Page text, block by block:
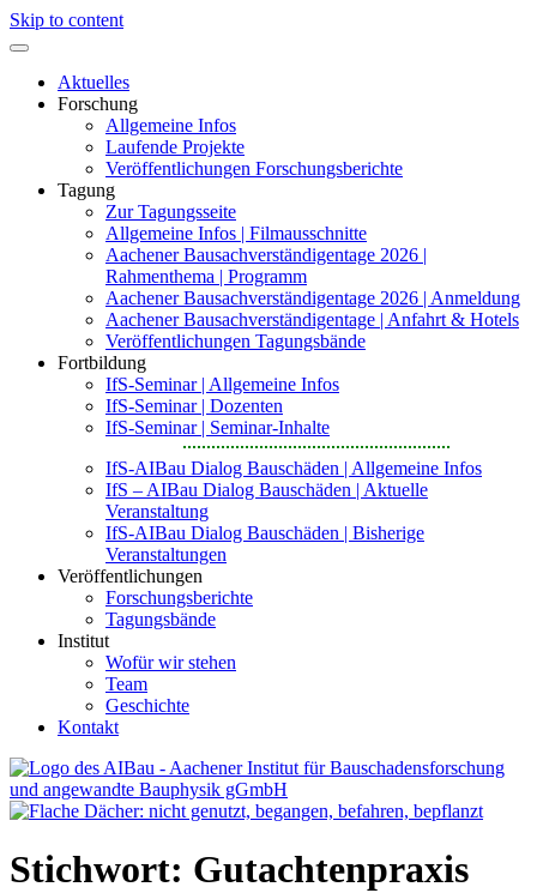
Skip to content
Aktuelles
Forschung
Allgemeine Infos
Laufende Projekte
Veröffentlichungen Forschungsberichte
Tagung
Zur Tagungsseite
Allgemeine Infos | Filmausschnitte
Aachener Bausachverständigentage 2026 |
Rahmenthema | Programm
Aachener Bausachverständigentage 2026 | Anmeldung
Aachener Bausachverständigentage | Anfahrt & Hotels
Veröffentlichungen Tagungsbände
Fortbildung
IfS-Seminar | Allgemeine Infos
IfS-Seminar | Dozenten
IfS-Seminar | Seminar-Inhalte
IfS-AIBau Dialog Bauschäden | Allgemeine Infos
IfS – AIBau Dialog Bauschäden | Aktuelle
Veranstaltung
IfS-AIBau Dialog Bauschäden | Bisherige
Veranstaltungen
Veröffentlichungen
Forschungsberichte
Tagungsbände
Institut
Wofür wir stehen
Team
Geschichte
Kontakt
angewandte Bauphysik
Stichwort: Gutachtenpraxis